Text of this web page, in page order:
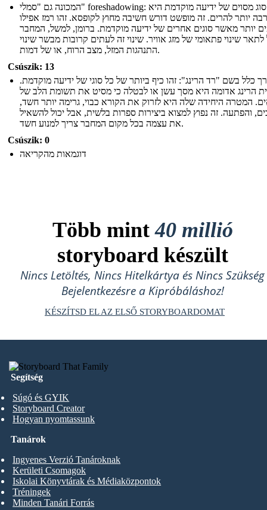
המכונה גם "סמלי" foreshadowing: זה סוג מסוים של ידיעה מוקדמת היא
יותר להרים. זה מופשט דורש חשיבה מחוץ לקופסא. זהו רמז אפילו
יותר מאשר סוגים אחרים של ידיעה מוקדמת. ברומן, למשל, המחבר
לתאר שינוי פתאומי של מזג אוויר. שינוי זה לעתים קרובות מבשר שינוי
התנהגות המזל, מצב הרוח, או של דמות.
Csúszik: 13
כלל בשם "רד הרינג": זהו כיף ביותר של כל סוגי של ידיעה מוקדמת.
הרינג אדומה היא מסך עשן או לבטלה כי מסיט את תשומת הלב של
המטרה היחידה שלה היא לזרוק את הקורא כבוי, גרימה יותר חשד,
והפתעה. זה נפוץ למצוא ביצירות ספרות בלשית, אבל יכול להשאיל
את עצמה בכל מקום המחבר צריך למנוע חשד.
Csúszik: 0
דוגמאות מהקריאה
Több mint40 millió
storyboard készült
Nincs Letöltés, Nincs Hitelkártya és Nincs Szükség
Bejelentkezésre a Kipróbáláshoz!
KÉSZÍTSD EL AZ ELSŐ STORYBOARDOMAT
Segítség
Súgó és GYIK
Storyboard Creator
Hogyan nyomtassunk
Tanárok
Ingyenes Verzió Tanároknak
Kerületi Csomagok
Iskolai Könyvtárak és Médiaközpontok
Tréningek
Minden Tanári Forrás